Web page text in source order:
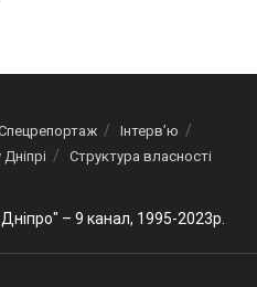
Інтерв’ю
Структура власності
– 9 канал, 1995-2023р.